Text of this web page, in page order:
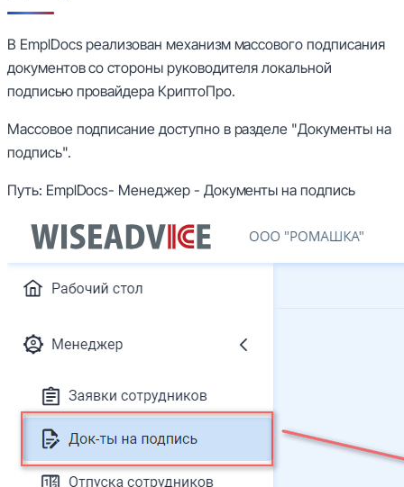
В EmplDocs реализован механизм массового подписания
документов со стороны руководителя локальной
подписью провайдера КриптоПро.
Массовое подписание доступно в разделе "Документы на
подпись".
Путь: EmplDocs- Менеджер - Документы на подпись